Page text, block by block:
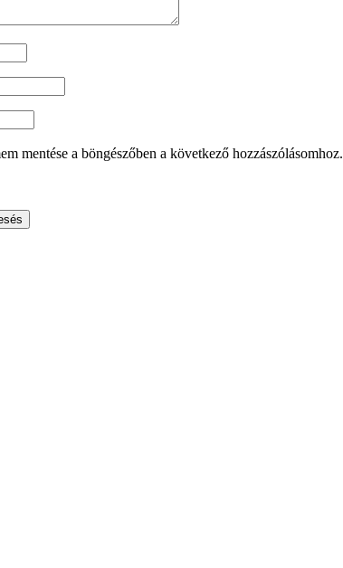
mentése a böngészőben a következő hozzászólásomhoz.